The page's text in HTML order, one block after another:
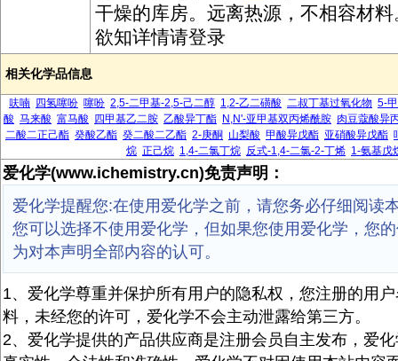
干燥的库房。远离热源，不相容材料
欲知详情请登录
相关化学品信息
呋喃 四氢噻吩 噻吩 2,5-二甲基-2,5-己二醇 1,2-乙二磺酸 二叔丁基过氧化物 5-
酸 马来酸 富马酸 四甲基乙二胺 乙酸异丁酯 N,N'-亚甲基双丙烯酰胺 肉豆蔻酸异
二酸二正己酯 癸酸乙酯 癸二酸二乙酯 2-庚酮 山梨酸 甲酸异戊酯 亚硝酸异戊酯
烷 正己烷 1,4-二氯丁烷 反式-1,4-二氯-2-丁烯 1-氨基戊
爱化学(www.ichemistry.cn)免责声明：
爱化学提醒您:在使用爱化学之前，请您务必仔细阅读
您可以选择不使用爱化学，但如果您使用爱化学，您
为对本声明全部内容的认可。
1、爱化学尊重并保护所有用户的隐私权，您注册的用
料，未经您的许可，爱化学不会主动泄露给第三方。
2、爱化学提供的产品供应商是注册会员自主发布，爱